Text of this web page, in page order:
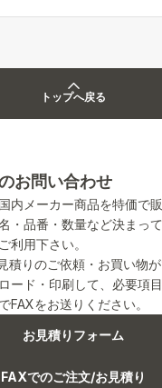
トップへ戻る
お問い合わせ
内メーカー商品を特価で販
・品番・数量など決まっ
利用下さい。
積りのご依頼・お買い物
ード・印刷して、必要項
FAXをお送りください。
お見積りフォーム
FAXでのご注文/お見積り